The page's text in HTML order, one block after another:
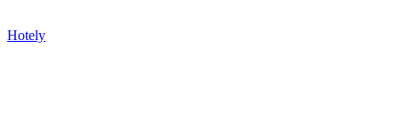
Hotely